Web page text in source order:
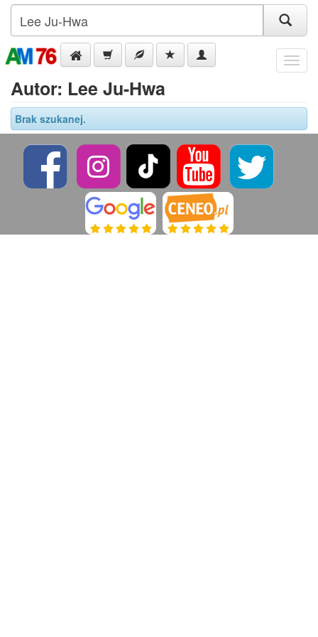
Menu
Autor: Lee Ju-Hwa
Brak szukanej.